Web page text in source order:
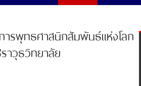
ารพุทธศาสนิกสัมพันธ์แห่งโลก
วุธวิทยาลัย